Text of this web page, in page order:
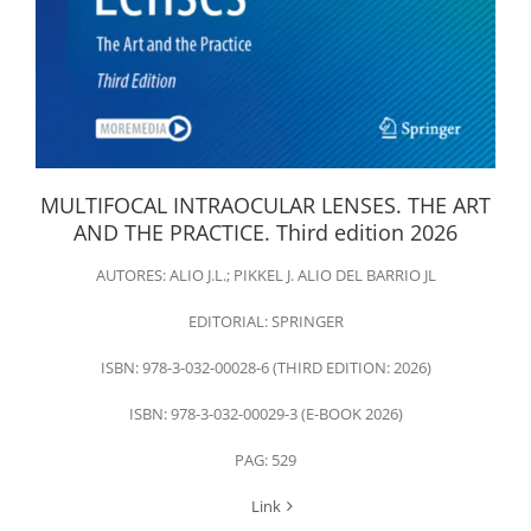
MULTIFOCAL INTRAOCULAR LENSES. THE ART
AND THE PRACTICE. Third edition 2026
AUTORES: ALIO J.L.; PIKKEL J. ALIO DEL BARRIO JL
EDITORIAL: SPRINGER
ISBN: 978-3-032-00028-6 (THIRD EDITION: 2026)
ISBN: 978-3-032-00029-3 (E-BOOK 2026)
PAG: 529
Link